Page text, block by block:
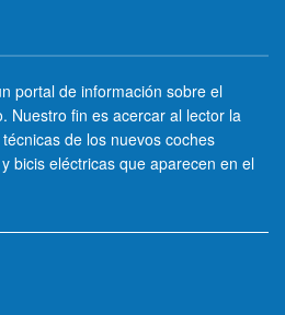
portal de información sobre el
Nuestro fin es acercar al lector la
de los nuevos coches
bicis eléctricas que aparecen en el